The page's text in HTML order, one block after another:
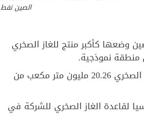
الصين نفط
وضعها كأكبر منتج للغاز الصخري
وأنتج مجمع تشانغنينغ بمنطقة تشانغنينغ-وييوان الوطنية النموذجية للغاز الصخري 20.26 مليون متر مكعب من
التي تم تأسيسها في يناير عام 2016 جزءا رئيسيا لقاعدة الغاز الصخري للشركة في